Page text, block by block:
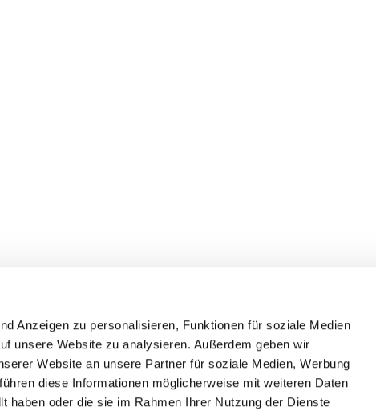
Anzeigen zu personalisieren, Funktionen für soziale Medien
unsere Website zu analysieren. Außerdem geben wir
Website an unsere Partner für soziale Medien, Werbung
diese Informationen möglicherweise mit weiteren Daten
haben oder die sie im Rahmen Ihrer Nutzung der Dienste